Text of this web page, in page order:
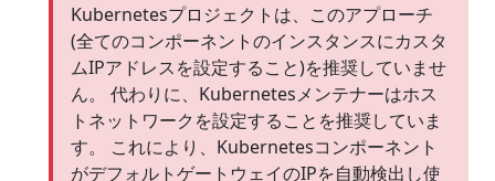
Kubernetesプロジェクトは、このアプローチ
(全てのコンポーネントのインスタンスにカスタ
ムIPアドレスを設定すること)を推奨していませ
ん。 代わりに、Kubernetesメンテナーはホス
トネットワークを設定することを推奨していま
す。 これにより、Kubernetesコンポーネント
がデフォルトゲートウェイのIPを自動検出し使